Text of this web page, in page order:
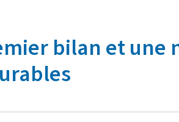
bilan et une